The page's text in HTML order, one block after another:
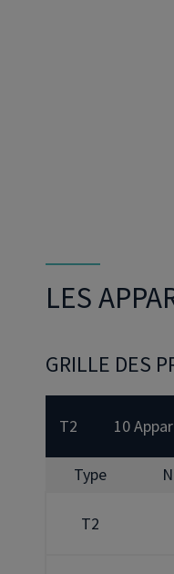
LES
GRILLE DES
T2 10
Type
T2